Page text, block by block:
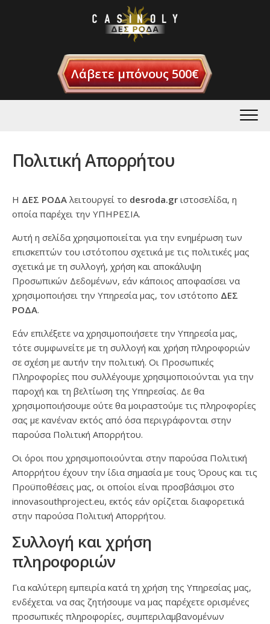
Λάβετε μπόνους 500€
Πολιτική Απορρήτου
Η ΔΕΣ ΡΟΔΑ λειτουργεί το desroda.gr ιστοσελίδα, η
οποία παρέχει την ΥΠΗΡΕΣΙΑ.
Αυτή η σελίδα χρησιμοποιείται για την ενημέρωση των
επισκεπτών του ιστότοπου σχετικά με τις πολιτικές μας
σχετικά με τη συλλογή, χρήση και αποκάλυψη
Προσωπικών Δεδομένων, εάν κάποιος αποφασίσει να
χρησιμοποιήσει την Υπηρεσία μας, τον ιστότοπο ΔΕΣ
ΡΟΔΑ.
Εάν επιλέξετε να χρησιμοποιήσετε την Υπηρεσία μας,
τότε συμφωνείτε με τη συλλογή και χρήση πληροφοριών
σε σχέση με αυτήν την πολιτική. Οι Προσωπικές
Πληροφορίες που συλλέγουμε χρησιμοποιούνται για την
παροχή και τη βελτίωση της Υπηρεσίας. Δε θα
χρησιμοποιήσουμε ούτε θα μοιραστούμε τις πληροφορίες
σας με κανέναν εκτός από όσα περιγράφονται στην
παρούσα Πολιτική Απορρήτου.
Οι όροι που χρησιμοποιούνται στην παρούσα Πολιτική
Απορρήτου έχουν την ίδια σημασία με τους Όρους και τις
Προϋποθέσεις μας, οι οποίοι είναι προσβάσιμοι στο
innovasouthproject.eu, εκτός εάν ορίζεται διαφορετικά
στην παρούσα Πολιτική Απορρήτου.
Συλλογή και χρήση
πληροφοριών
Για καλύτερη εμπειρία κατά τη χρήση της Υπηρεσίας μας,
ενδέχεται να σας ζητήσουμε να μας παρέχετε ορισμένες
προσωπικές πληροφορίες, συμπεριλαμβανομένων